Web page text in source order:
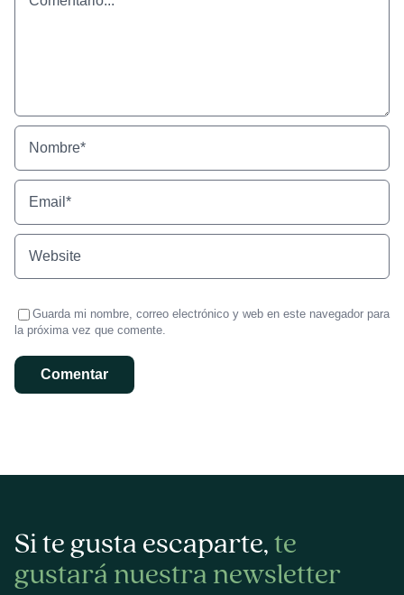
Guarda mi nombre, correo electrónico y web en este navegador para
la próxima vez que comente.
Si te gusta escaparte,te
gustará nuestra newsletter